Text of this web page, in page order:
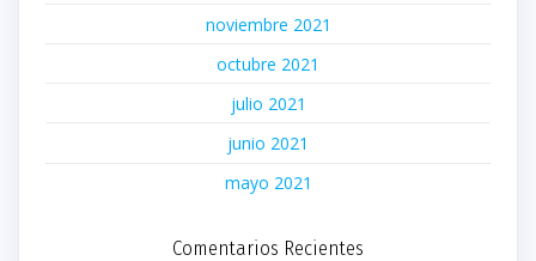
noviembre 2021
octubre 2021
julio 2021
junio 2021
mayo 2021
Comentarios Recientes